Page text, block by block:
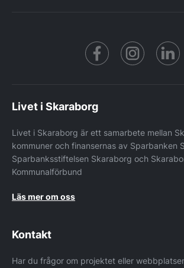
Facebook
Livet i Skaraborg
Livet i Skaraborg är ett samarbete mellan
kommuner och finansernas av Sparbanken
Sparbanksstiftelsen Skaraborg och
Kommunalförbund
Läs mer om oss
Kontakt
Har du frågor om projektet eller